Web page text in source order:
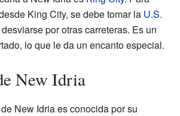
King City, se debe tomar la U.S.
por otras carreteras. Es un
lo que le da un encanto especial.
New Idria
New Idria es conocida por su